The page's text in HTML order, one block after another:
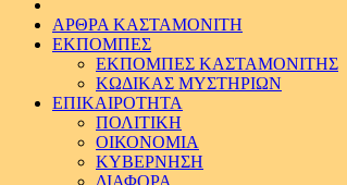
ΑΡΘΡΑ ΚΑΣΤΑΜΟΝΙΤΗ
ΕΚΠΟΜΠΕΣ
ΕΚΠΟΜΠΕΣ ΚΑΣΤΑΜΟΝΙΤΗΣ
ΚΩΔΙΚΑΣ ΜΥΣΤΗΡΙΩΝ
ΕΠΙΚΑΙΡΟΤΗΤΑ
ΠΟΛΙΤΙΚΗ
ΟΙΚΟΝΟΜΙΑ
ΚΥΒΕΡΝΗΣΗ
ΔΙΑΦΟΡΑ